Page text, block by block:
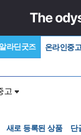
라딘굿즈 온라인중고
고
새로 등록된 상품 단